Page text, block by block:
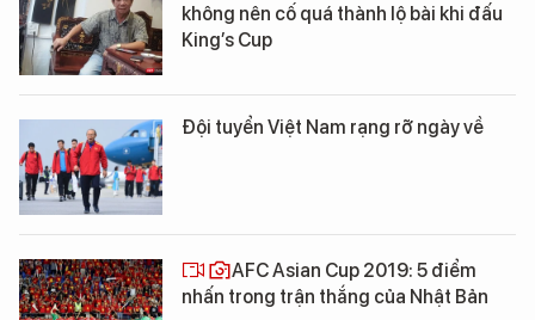
không nên cố quá thành lộ bài khi đấu
King’s Cup
Đội tuyển Việt Nam rạng rỡ ngày về
AFC Asian Cup 2019: 5 điểm
nhấn trong trận thắng của Nhật Bản